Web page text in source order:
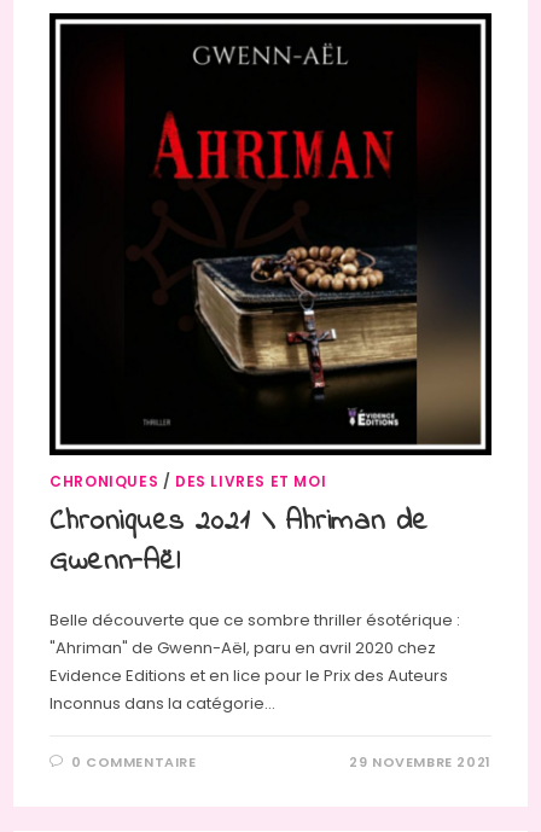
CHRONIQUES / DES LIVRES ET MOI
Chroniques 2021 \ Ahriman de
Gwenn-Aël
Belle découverte que ce sombre thriller ésotérique :
"Ahriman" de Gwenn-Aël, paru en avril 2020 chez
Evidence Editions et en lice pour le Prix des Auteurs
Inconnus dans la catégorie…
0 COMMENTAIRE 29 NOVEMBRE 2021